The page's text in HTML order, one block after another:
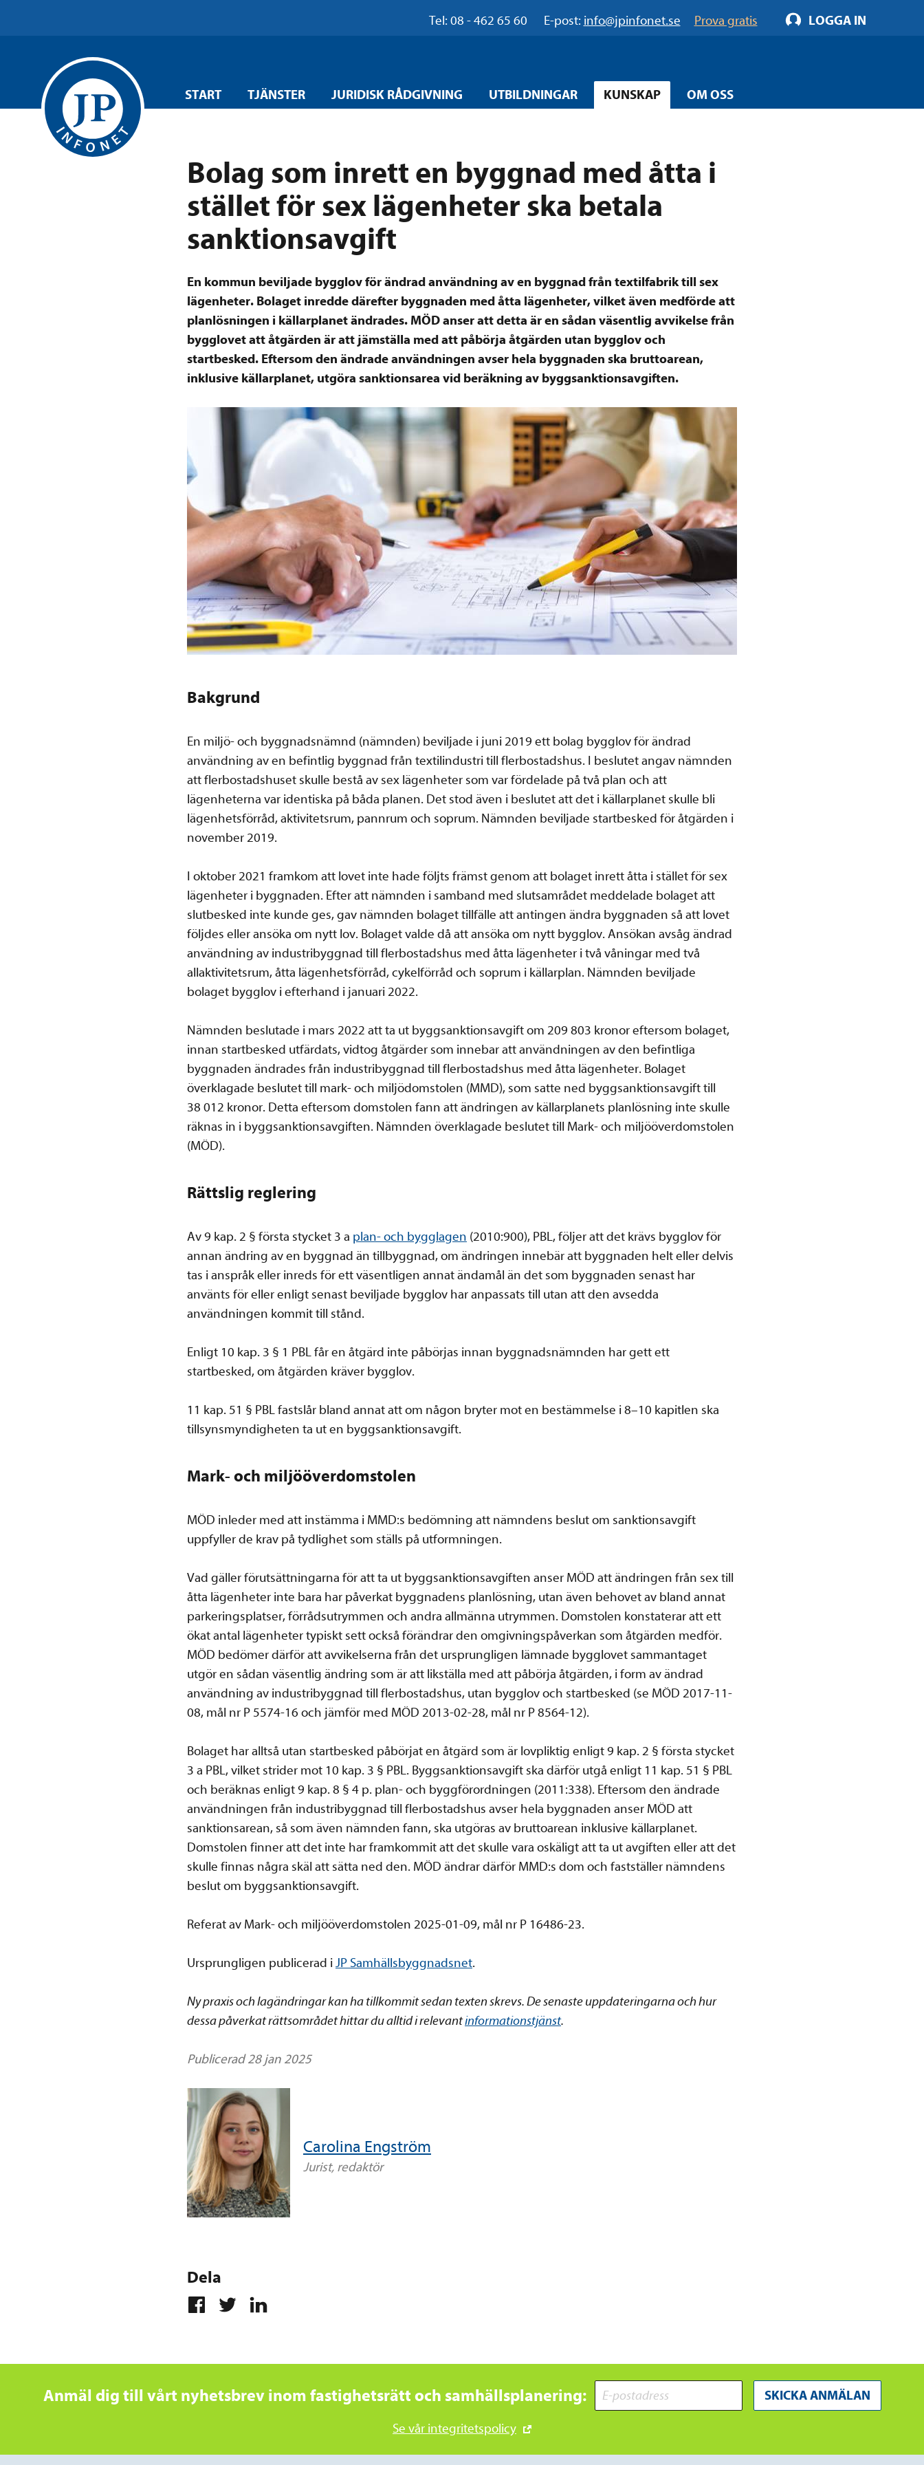
Tel: 08 - 462 65 60 E-post: info@jpinfonet.se Prova gratis LOGGA IN
START TJÄNSTER JURIDISK RÅDGIVNING UTBILDNINGAR KUNSKAP OM OSS
Bolag som inrett en byggnad med åtta i
stället för sex lägenheter ska betala
sanktionsavgift
En kommun beviljade bygglov för ändrad användning av en byggnad från textilfabrik till sex
lägenheter. Bolaget inredde därefter byggnaden med åtta lägenheter, vilket även medförde att
planlösningen i källarplanet ändrades. MÖD anser att detta är en sådan väsentlig avvikelse från
bygglovet att åtgärden är att jämställa med att påbörja åtgärden utan bygglov och
startbesked. Eftersom den ändrade användningen avser hela byggnaden ska bruttoarean,
inklusive källarplanet, utgöra sanktionsarea vid beräkning av byggsanktionsavgiften.
Bakgrund
En miljö- och byggnadsnämnd (nämnden) beviljade i juni 2019 ett bolag bygglov för ändrad
användning av en befintlig byggnad från textilindustri till flerbostadshus. I beslutet angav nämnden
att flerbostadshuset skulle bestå av sex lägenheter som var fördelade på två plan och att
lägenheterna var identiska på båda planen. Det stod även i beslutet att det i källarplanet skulle bli
lägenhetsförråd, aktivitetsrum, pannrum och soprum. Nämnden beviljade startbesked för åtgärden i
november 2019.
I oktober 2021 framkom att lovet inte hade följts främst genom att bolaget inrett åtta i stället för sex
lägenheter i byggnaden. Efter att nämnden i samband med slutsamrådet meddelade bolaget att
slutbesked inte kunde ges, gav nämnden bolaget tillfälle att antingen ändra byggnaden så att lovet
följdes eller ansöka om nytt lov. Bolaget valde då att ansöka om nytt bygglov. Ansökan avsåg ändrad
användning av industribyggnad till flerbostadshus med åtta lägenheter i två våningar med två
allaktivitetsrum, åtta lägenhetsförråd, cykelförråd och soprum i källarplan. Nämnden beviljade
bolaget bygglov i efterhand i januari 2022.
Nämnden beslutade i mars 2022 att ta ut byggsanktionsavgift om 209 803 kronor eftersom bolaget,
innan startbesked utfärdats, vidtog åtgärder som innebar att användningen av den befintliga
byggnaden ändrades från industribyggnad till flerbostadshus med åtta lägenheter. Bolaget
överklagade beslutet till mark- och miljödomstolen (MMD), som satte ned byggsanktionsavgift till
38 012 kronor. Detta eftersom domstolen fann att ändringen av källarplanets planlösning inte skulle
räknas in i byggsanktionsavgiften. Nämnden överklagade beslutet till Mark- och miljööverdomstolen
(MÖD).
Rättslig reglering
Av 9 kap. 2 § första stycket 3 a plan- och bygglagen (2010:900), PBL, följer att det krävs bygglov för
annan ändring av en byggnad än tillbyggnad, om ändringen innebär att byggnaden helt eller delvis
tas i anspråk eller inreds för ett väsentligen annat ändamål än det som byggnaden senast har
använts för eller enligt senast beviljade bygglov har anpassats till utan att den avsedda
användningen kommit till stånd.
Enligt 10 kap. 3 § 1 PBL får en åtgärd inte påbörjas innan byggnadsnämnden har gett ett
startbesked, om åtgärden kräver bygglov.
11 kap. 51 § PBL fastslår bland annat att om någon bryter mot en bestämmelse i 8–10 kapitlen ska
tillsynsmyndigheten ta ut en byggsanktionsavgift.
Mark- och miljööverdomstolen
MÖD inleder med att instämma i MMD:s bedömning att nämndens beslut om sanktionsavgift
uppfyller de krav på tydlighet som ställs på utformningen.
Vad gäller förutsättningarna för att ta ut byggsanktionsavgiften anser MÖD att ändringen från sex till
åtta lägenheter inte bara har påverkat byggnadens planlösning, utan även behovet av bland annat
parkeringsplatser, förrådsutrymmen och andra allmänna utrymmen. Domstolen konstaterar att ett
ökat antal lägenheter typiskt sett också förändrar den omgivningspåverkan som åtgärden medför.
MÖD bedömer därför att avvikelserna från det ursprungligen lämnade bygglovet sammantaget
utgör en sådan väsentlig ändring som är att likställa med att påbörja åtgärden, i form av ändrad
användning av industribyggnad till flerbostadshus, utan bygglov och startbesked (se MÖD 2017-11-
08, mål nr P 5574-16 och jämför med MÖD 2013-02-28, mål nr P 8564-12).
Bolaget har alltså utan startbesked påbörjat en åtgärd som är lovpliktig enligt 9 kap. 2 § första stycket
3 a PBL, vilket strider mot 10 kap. 3 § PBL. Byggsanktionsavgift ska därför utgå enligt 11 kap. 51 § PBL
och beräknas enligt 9 kap. 8 § 4 p. plan- och byggförordningen (2011:338). Eftersom den ändrade
användningen från industribyggnad till flerbostadshus avser hela byggnaden anser MÖD att
sanktionsarean, så som även nämnden fann, ska utgöras av bruttoarean inklusive källarplanet.
Domstolen finner att det inte har framkommit att det skulle vara oskäligt att ta ut avgiften eller att det
skulle finnas några skäl att sätta ned den. MÖD ändrar därför MMD:s dom och fastställer nämndens
beslut om byggsanktionsavgift.
Referat av Mark- och miljööverdomstolen 2025-01-09, mål nr P 16486-23.
Ursprungligen publicerad iJP Samhällsbyggnadsnet.
Ny praxis och lagändringar kan ha tillkommit sedan texten skrevs. De senaste uppdateringarna och hur
dessa påverkat rättsområdet hittar du alltid i relevantinformationstjänst.
Publicerad 28 jan 2025
Carolina Engström
Jurist, redaktör
Dela
Anmäl dig till vårt nyhetsbrev inom fastighetsrätt och samhällsplanering: SKICKA ANMÄLAN
Se vår integritetspolicy